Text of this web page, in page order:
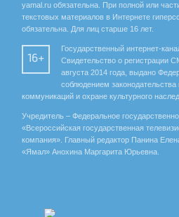
yamal.ru обязательна. При полной или
текстовых материалов в Интернете
обязательна. Для лиц старше 16 лет.
16+
Государственный интернет-
Свидетельство о
августа 2014 года, выдано
соблюдением
коммуникаций и охране культурного
Учредитель – Федеральное
«Всероссийская государственная
компания». Главный редактор Панина
«Ямал» Анохина Маргарита Юрьевна.